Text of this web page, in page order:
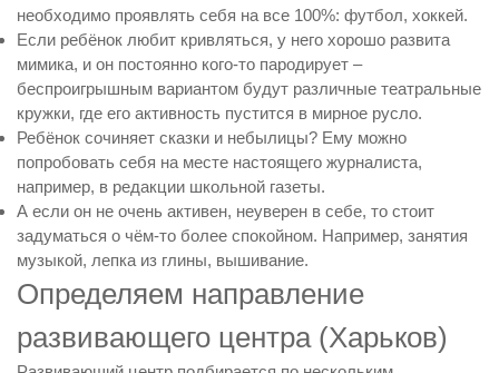
необходимо проявлять себя на все 100%: футбол, хоккей.
Если ребёнок любит кривляться, у него хорошо развита
мимика, и он постоянно кого-то пародирует –
беспроигрышным вариантом будут различные театральные
кружки, где его активность пустится в мирное русло.
Ребёнок сочиняет сказки и небылицы? Ему можно
попробовать себя на месте настоящего журналиста,
например, в редакции школьной газеты.
А если он не очень активен, неуверен в себе, то стоит
задуматься о чём-то более спокойном. Например, занятия
музыкой, лепка из глины, вышивание.
Определяем направление
развивающего центра (Харьков)